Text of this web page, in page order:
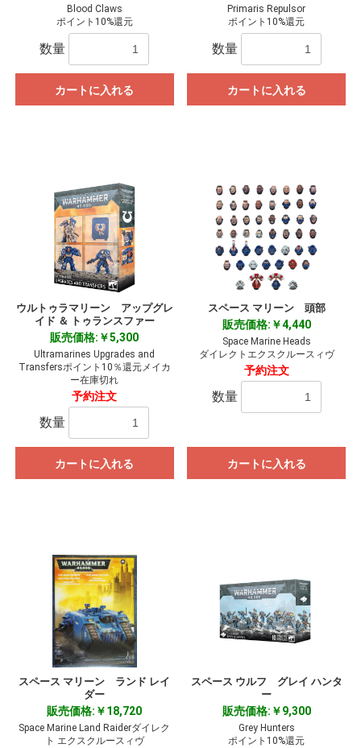
Blood Claws
ポイント10%還元
数量
カートに入れる
Primaris Repulsor
ポイント10%還元
数量
カートに入れる
ウルトゥラマリーン アップグレ
イド ＆ トゥランスファー
販売価格:￥5,300
Ultramarines Upgrades and
Transfersポイント10％還元メイカ
ー在庫切れ
予約注文
数量
カートに入れる
スペース マリーン 頭部
販売価格:￥4,440
Space Marine Heads
ダイレクトエクスクルースィヴ
予約注文
数量
カートに入れる
スペース マリーン ランド レイ
ダー
販売価格:￥18,720
Space Marine Land Raiderダイレク
ト エクスクルースィヴ
スペース ウルフ グレイ ハンタ
ー
販売価格:￥9,300
Grey Hunters
ポイント10%還元